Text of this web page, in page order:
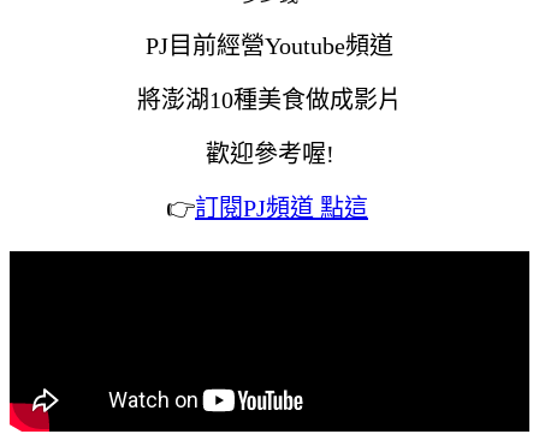
PJ目前經營Youtube頻道
將澎湖10種美食做成影片
歡迎參考喔!
👉訂閱PJ頻道 點這